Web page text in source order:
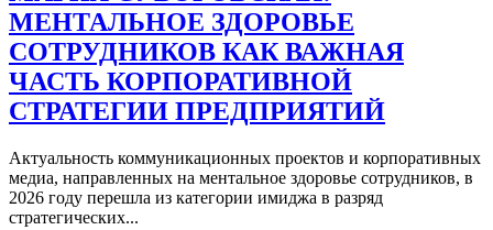
МЕНТАЛЬНОЕ ЗДОРОВЬЕ
СОТРУДНИКОВ КАК ВАЖНАЯ
ЧАСТЬ КОРПОРАТИВНОЙ
СТРАТЕГИИ ПРЕДПРИЯТИЙ
Актуальность коммуникационных проектов и корпоративных
медиа, направленных на ментальное здоровье сотрудников, в
2026 году перешла из категории имиджа в разряд
стратегических...